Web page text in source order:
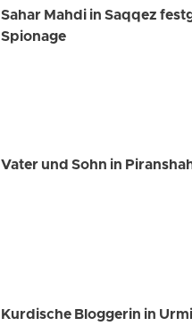
Sahar Mahdi in Saqqez
Spionage
Vater und Sohn in
Kurdische Bloggerin in